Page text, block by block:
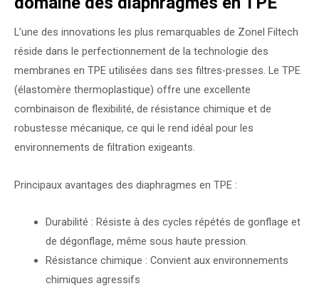
L’une des innovations les plus remarquables de Zonel Filtech
réside dans le perfectionnement de la technologie des
membranes en TPE utilisées dans ses filtres-presses. Le TPE
(élastomère thermoplastique) offre une excellente
combinaison de flexibilité, de résistance chimique et de
robustesse mécanique, ce qui le rend idéal pour les
environnements de filtration exigeants.
Principaux avantages des diaphragmes en TPE :
Durabilité : Résiste à des cycles répétés de gonflage et
de dégonflage, même sous haute pression.
Résistance chimique : Convient aux environnements
chimiques agressifs